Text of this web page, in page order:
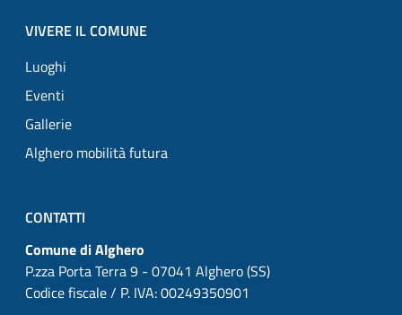
VIVERE IL COMUNE
Luoghi
Eventi
Gallerie
Alghero mobilità futura
CONTATTI
Comune di Alghero
P.zza Porta Terra 9 - 07041 Alghero (SS)
Codice fiscale / P. IVA: 00249350901